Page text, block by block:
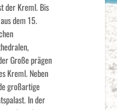
der Kreml. Bis
dem 15.
Große prägen
Kreml. Neben
großartige
In der